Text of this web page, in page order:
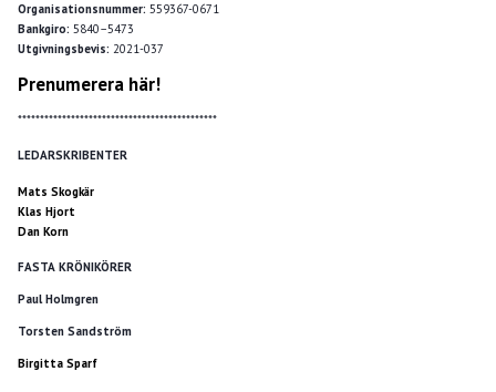
Organisationsnummer: 559367-0671
Bankgiro: 5840–5473
Utgivningsbevis: 2021-037
Prenumerera här!
*********************************************
LEDARSKRIBENTER
Mats Skogkär
Klas Hjort
Dan Korn
FASTA KRÖNIKÖRER
Paul Holmgren
Torsten Sandström
Birgitta Sparf